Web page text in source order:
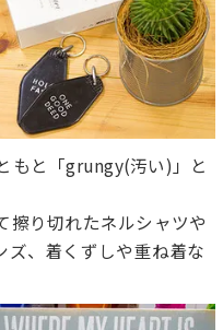
もと「grungy(汚い)」と
擦り切れたネルシャツや
ズ、着くずしや重ね着な